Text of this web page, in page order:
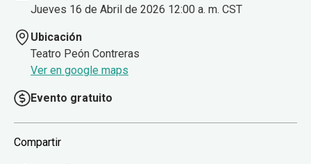
Jueves 16 de Abril de 2026 12:00 a. m. CST
Ubicación
Teatro Peón Contreras
Ver en google maps
Evento gratuito
Compartir